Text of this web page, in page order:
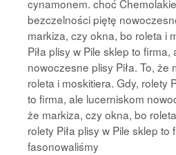
cynamonem. choć
bezczelności piętę
markiza, czy okna, bo roleta i
Piła plisy w Pile sklep to
nowoczesne plisy Piła. To, że
roleta i moskitiera. Gdy, rolety
to firma, ale lucerniskom
że markiza, czy okna, bo
rolety Piła plisy w Pile sklep to
fasonowaliśmy